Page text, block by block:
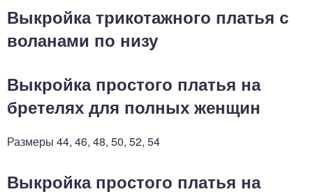
Выкройка трикотажного платья с
воланами по низу
Выкройка простого платья на
бретелях для полных женщин
Размеры 44, 46, 48, 50, 52, 54
Выкройка простого платья на